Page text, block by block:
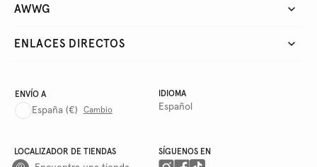
AWWG
ENLACES DIRECTOS
ENVÍO A
España (€) Cambio
IDIOMA
Español
LOCALIZADOR DE TIENDAS SÍGUENOS EN